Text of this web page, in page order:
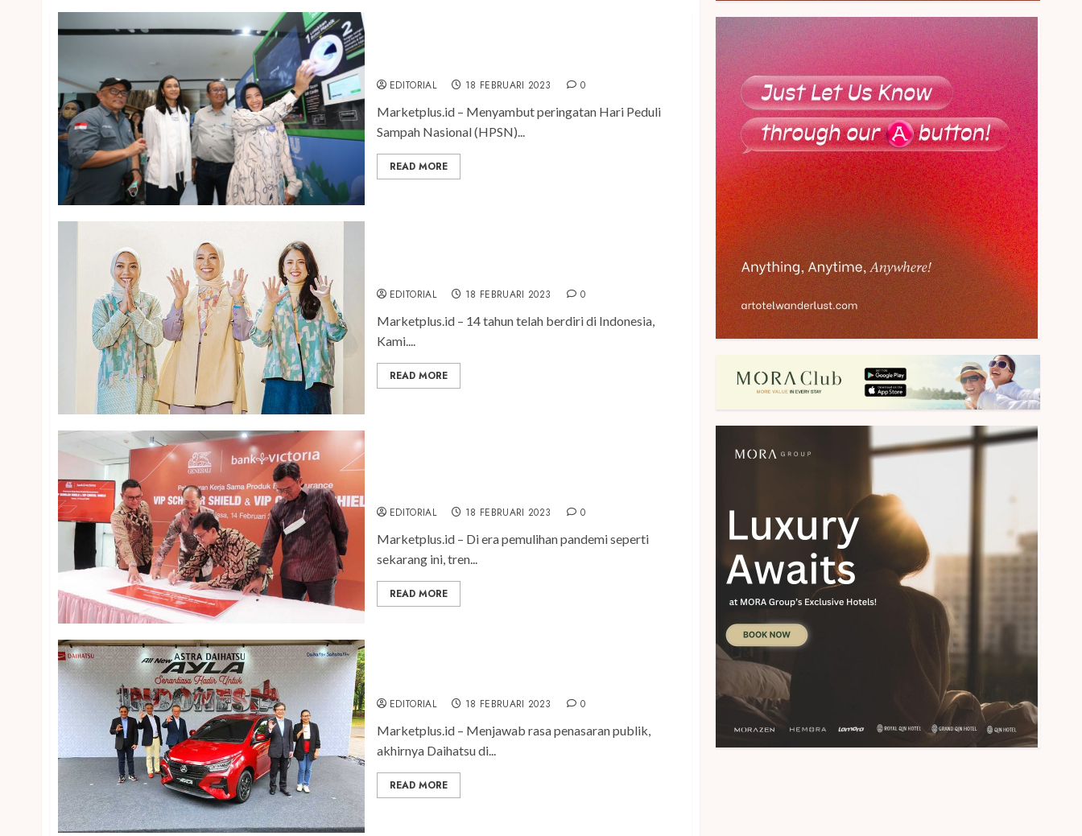
EDITORIAL 18 FEBRUARI 2023 0
Marketplus.id – Menyambut peringatan Hari Peduli
Sampah Nasional (HPSN)...
READ MORE
EDITORIAL 18 FEBRUARI 2023 0
Marketplus.id – 14 tahun telah berdiri di Indonesia,
Kami....
READ MORE
EDITORIAL 18 FEBRUARI 2023 0
Marketplus.id – Di era pemulihan pandemi seperti
sekarang ini, tren...
READ MORE
EDITORIAL 18 FEBRUARI 2023 0
Marketplus.id – Menjawab rasa penasaran publik,
akhirnya Daihatsu di...
READ MORE